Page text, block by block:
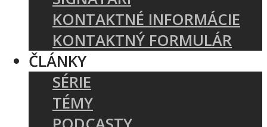
KONTAKTNÉ INFORMÁCIE
KONTAKTNÝ FORMULÁR
ČLÁNKY
SÉRIE
TÉMY